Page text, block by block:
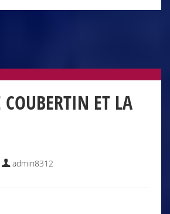
COUBERTIN ET LA
admin8312